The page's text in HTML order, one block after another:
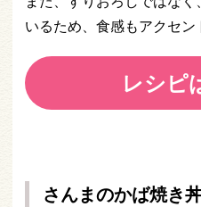
いるため、食感もアクセン
レシピ
さんまのかば焼き